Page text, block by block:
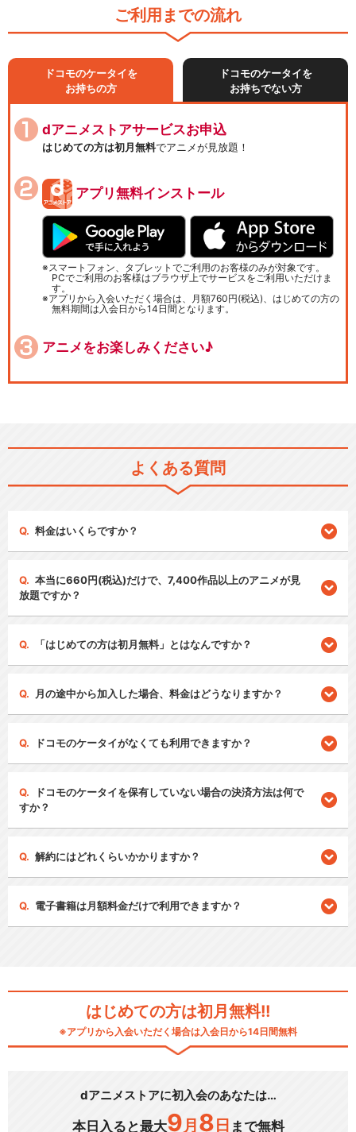
ご利用までの流れ
ドコモのケータイを
お持ちの方
ドコモのケータイを
お持ちでない方
dアニメストアサービスお申込
はじめての方は初月無料でアニメが見放題！
アプリ無料インストール
スマートフォン、タブレットでご利用のお客様のみが対象です。
PCでご利用のお客様はブラウザ上でサービスをご利用いただけま
す。
アプリから入会いただく場合は、月額760円(税込)、はじめての方の
無料期間は入会日から14日間となります。
アニメをお楽しみください♪
よくある質問
料金はいくらですか？
本当に660円(税込)だけで、7,400作品以上のアニメが見
放題ですか？
「はじめての方は初月無料」とはなんですか？
月の途中から加入した場合、料金はどうなりますか？
ドコモのケータイがなくても利用できますか？
ドコモのケータイを保有していない場合の決済方法は何で
すか？
解約にはどれくらいかかりますか？
電子書籍は月額料金だけで利用できますか？
はじめての方は初月無料!!
※アプリから入会いただく場合は入会日から14日間無料
dアニメストアに初入会のあなたは…
本日入ると最大9 月 8 日 まで無料